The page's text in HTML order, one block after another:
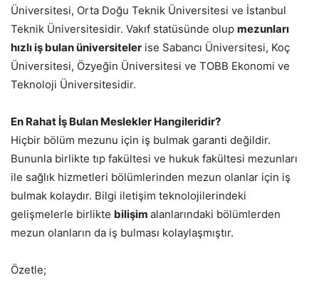
Üniversitesi, Orta Doğu Teknik Üniversitesi ve İstanbul
Teknik Üniversitesidir. Vakıf statüsünde olup mezunları
hızlı iş bulan üniversiteler ise Sabancı Üniversitesi, Koç
Üniversitesi, Özyeğin Üniversitesi ve TOBB Ekonomi ve
Teknoloji Üniversitesidir.
En Rahat İş Bulan Meslekler Hangileridir?
Hiçbir bölüm mezunu için iş bulmak garanti değildir.
Bununla birlikte tıp fakültesi ve hukuk fakültesi mezunları
ile sağlık hizmetleri bölümlerinden mezun olanlar için iş
bulmak kolaydır. Bilgi iletişim teknolojilerindeki
gelişmelerle birlikte bilişim alanlarındaki bölümlerden
mezun olanların da iş bulması kolaylaşmıştır.
Özetle;